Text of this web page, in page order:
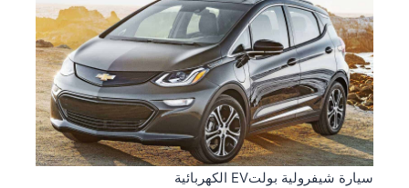
سيارة شيفرولية بولتEV الكهربائية